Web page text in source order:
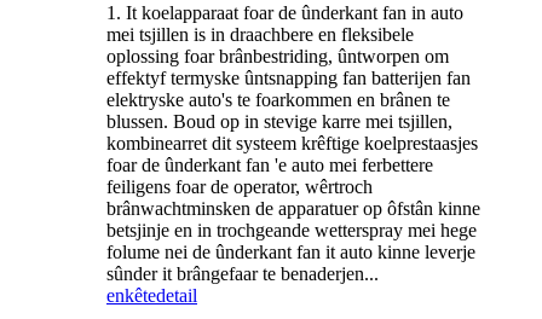
1. It koelapparaat foar de ûnderkant fan in auto
mei tsjillen is in draachbere en fleksibele
oplossing foar brânbestriding, ûntworpen om
effektyf termyske ûntsnapping fan batterijen fan
elektryske auto's te foarkommen en brânen te
blussen. Boud op in stevige karre mei tsjillen,
kombinearret dit systeem krêftige koelprestaasjes
foar de ûnderkant fan 'e auto mei ferbettere
feiligens foar de operator, wêrtroch
brânwachtminsken de apparatuer op ôfstân kinne
betsjinje en in trochgeande wetterspray mei hege
folume nei de ûnderkant fan it auto kinne leverje
sûnder it brângefaar te benaderjen...
enkêtedetail